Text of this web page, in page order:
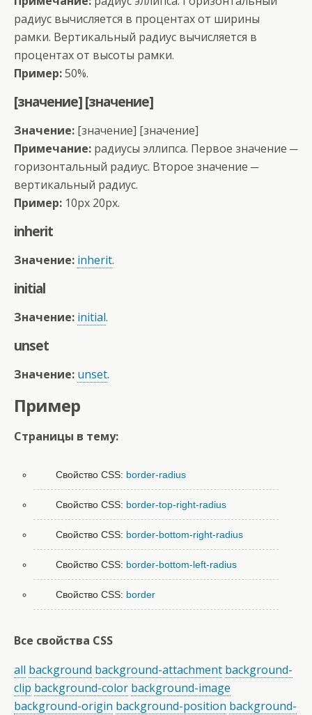
радиус вычисляется в процентах от ширины
рамки. Вертикальный радиус вычисляется в
процентах от высоты рамки.
Пример:50%.
[значение] [значение]
Значение: [значение] [значение]
Примечание: радиусы эллипса. Первое значение ─
горизонтальный радиус. Второе значение ─
вертикальный радиус.
Пример: 10px 20px.
inherit
Значение: inherit.
initial
Значение: initial.
unset
Значение: unset.
Пример
Страницы в тему:
Свойство CSS: border-radius
Свойство CSS: border-top-right-radius
Свойство CSS: border-bottom-right-radius
Свойство CSS: border-bottom-left-radius
Свойство CSS: border
Все свойства CSS
all background background-attachment background-
clip background-color background-image
background-origin background-position background-